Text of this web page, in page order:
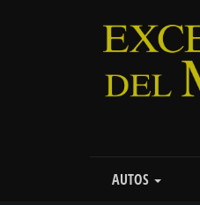
Main
navigation
AUTOS